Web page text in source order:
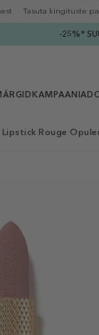
Tasuta kingituste
-25%*
KAMPAANIA
Lipstick Rouge